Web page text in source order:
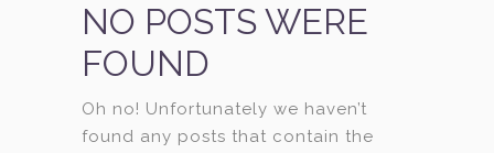
NO POSTS WERE
FOUND
Oh no! Unfortunately we haven’t
found any posts that contain the